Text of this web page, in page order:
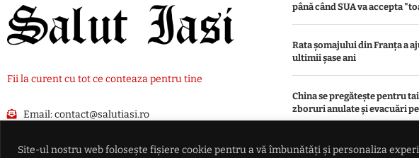
Site-ul nostru web folosește fișiere cookie pentru a vă îmbunătăți și personaliza
Fii la curent cu tot ce conteaza pentru tine
Email:contact@salutiasi.ro
până când SUA va accepta
Rata șomajului din Franța a
ultimii șase ani
China se pregătește pentru
zboruri anulate și evacuări pe
Lionel Messi a ajuns în